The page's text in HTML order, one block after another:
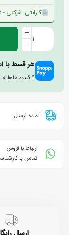
گارانتی: شرکتی - 12 ماهه
هر قسط با
۴ قسط ماهانه. بدون سود، چک و ضامن.
آماده ارسال
ارتباط با فروش
تماس با